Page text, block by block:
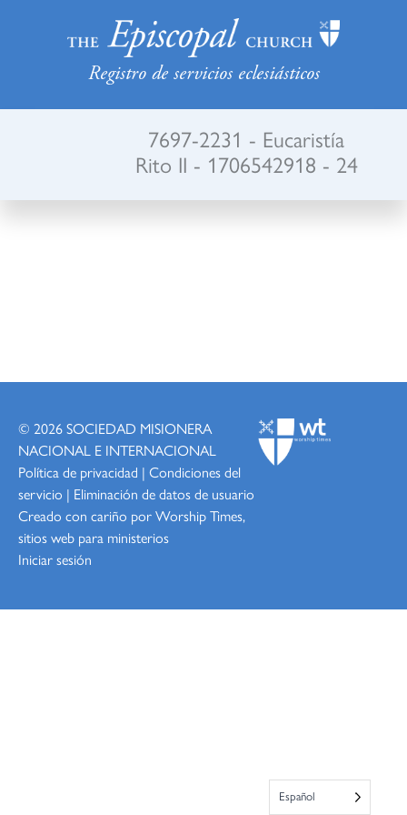
Registro de servicios eclesiásticos
7697-2231 - Eucaristía
Rito II - 1706542918 - 24
© 2026 SOCIEDAD MISIONERA
NACIONAL E INTERNACIONAL
Política de privacidad | Condiciones del
servicio | Eliminación de datos de usuario
Creado con cariño por Worship Times,
sitios web para ministerios
Iniciar sesión
Español